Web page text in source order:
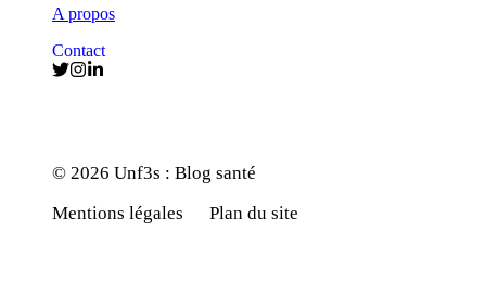
A propos
Contact
© 2026 Unf3s : Blog santé
Mentions légales
Plan du site